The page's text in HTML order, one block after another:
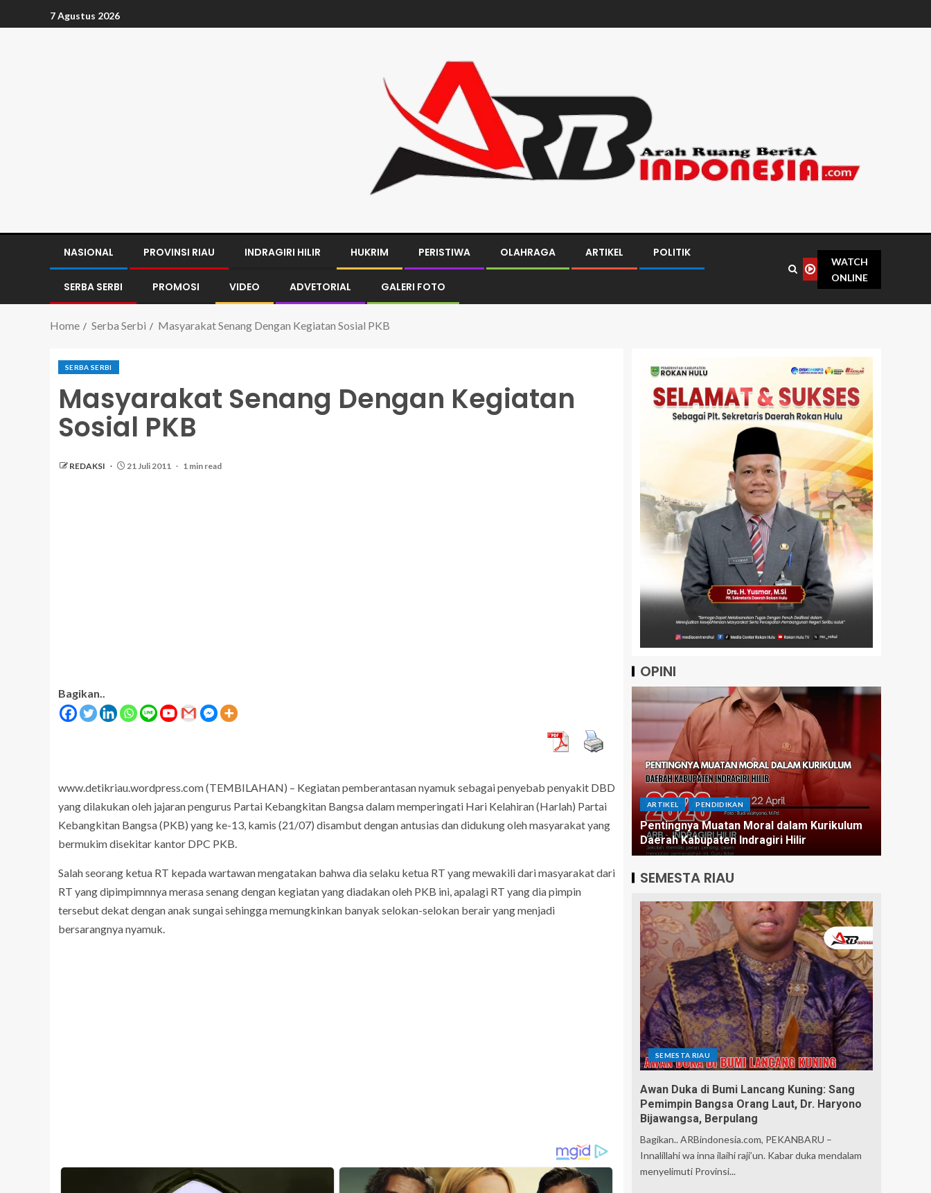
7 Agustus 2026
NASIONAL PROVINSI RIAU INDRAGIRI HILIR HUKRIM PERISTIWA OLAHRAGA ARTIKEL POLITIK
SERBA SERBI PROMOSI VIDEO ADVETORIAL GALERI FOTO
WATCH
ONLINE
Home Serba Serbi Masyarakat Senang Dengan Kegiatan Sosial PKB
SERBA SERBI
Masyarakat Senang Dengan Kegiatan
Sosial PKB
REDAKSI 21 Juli 2011 1 min read
Bagikan..
www.detikriau.wordpress.com (TEMBILAHAN) – Kegiatan pemberantasan nyamuk sebagai penyebab penyakit DBD
yang dilakukan oleh jajaran pengurus Partai Kebangkitan Bangsa dalam memperingati Hari Kelahiran (Harlah) Partai
Kebangkitan Bangsa (PKB) yang ke-13, kamis (21/07) disambut dengan antusias dan didukung oleh masyarakat yang
bermukim disekitar kantor DPC PKB.
Salah seorang ketua RT kepada wartawan mengatakan bahwa dia selaku ketua RT yang mewakili dari masyarakat dari
RT yang dipimpimnnya merasa senang dengan kegiatan yang diadakan oleh PKB ini, apalagi RT yang dia pimpin
tersebut dekat dengan anak sungai sehingga memungkinkan banyak selokan-selokan berair yang menjadi
bersarangnya nyamuk.
OPINI
Pembelaan Setelah
ARTIKEL
Budi Wahyono: Anak Inklusi Berhak
Memperoleh Pendidikan Layak dan Bermutu
di Sekolah Umum, Temasuk TK
ARTIKEL
Pintar Saja Tidak Cukup, Mengapa Birokrasi
ARTIKEL PENDIDIKAN
Pentingnya Muatan Moral dalam Kurikulum
Daerah Kabupaten Indragiri Hilir
SEMESTA RIAU
SEMESTA RIAU
Awan Duka di Bumi Lancang Kuning: Sang
Pemimpin Bangsa Orang Laut, Dr. Haryono
Bijawangsa, Berpulang
Bagikan.. ARBindonesia.com, PEKANBARU –
Innalillahi wa inna ilaihi raji’un. Kabar duka mendalam
menyelimuti Provinsi...